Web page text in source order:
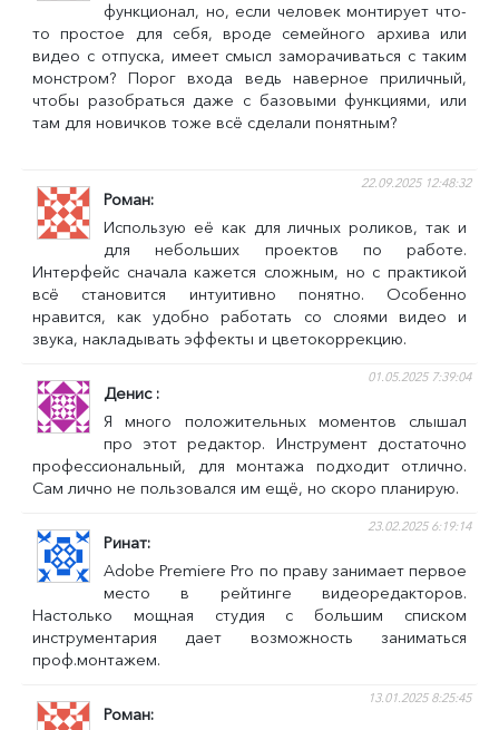
функционал, но, если человек монтирует что-
то простое для себя, вроде семейного архива или
видео с отпуска, имеет смысл заморачиваться с таким
монстром? Порог входа ведь наверное приличный,
чтобы разобраться даже с базовыми функциями, или
там для новичков тоже всё сделали понятным?
Роман
22.09.2025 12:48:32
Использую её как для личных роликов, так и
для небольших проектов по работе.
Интерфейс сначала кажется сложным, но с практикой
всё становится интуитивно понятно. Особенно
нравится, как удобно работать со слоями видео и
звука, накладывать эффекты и цветокоррекцию.
Денис
01.05.2025 7:39:04
Я много положительных моментов слышал
про этот редактор. Инструмент достаточно
профессиональный, для монтажа подходит отлично.
Сам лично не пользовался им ещё, но скоро планирую.
Ринат
23.02.2025 6:19:14
Adobe Premiere Pro по праву занимает первое
место в рейтинге видеоредакторов.
Настолько мощная студия с большим списком
инструментария дает возможность заниматься
проф.монтажем.
Роман
13.01.2025 8:25:45